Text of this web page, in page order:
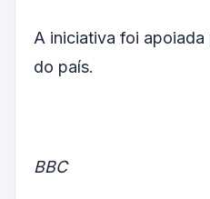
A iniciativa foi
do país.
BBC